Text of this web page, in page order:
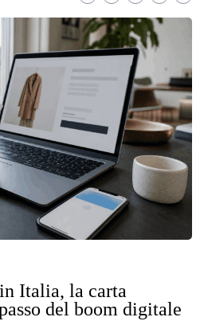
Italia, la carta
del boom digitale